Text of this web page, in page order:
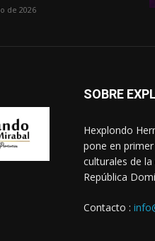
de 2026
SOBRE
Hexplondo
pone en
culturales de
República
Contacto :